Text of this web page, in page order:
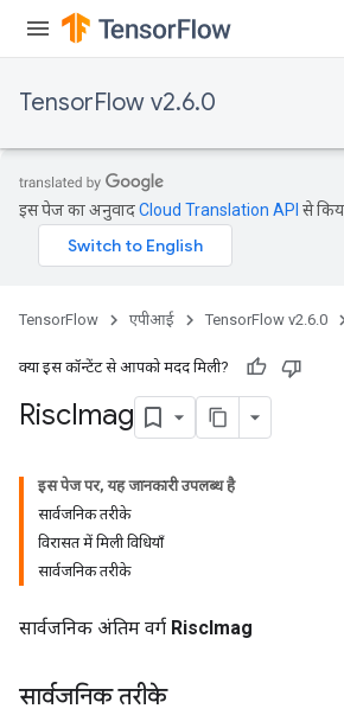
TensorFlow v2.6.0
इस पेज का अनुवादCloud Translation API से
TensorFlow एपीआई TensorFlow v2.6.0
क्या इस कॉन्टेंट से आपको मदद मिली?
RiscImag
इस पेज पर, यह जानकारी उपलब्ध है
सार्वजनिक तरीके
विरासत में मिली विधियाँ
सार्वजनिक तरीके
सार्वजनिक अंतिम वर्ग RiscImag
सार्वजनिक तरीके